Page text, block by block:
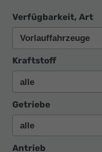
Verfügbarkeit, Art
Kraftstoff
Getriebe
Antrieb